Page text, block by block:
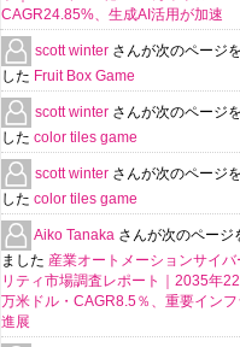
CAGR24.85%、生成AI活用が加速
scott winter さんが次のページ
した Fruit Box Game
scott winter さんが次のページ
した color tiles game
scott winter さんが次のページ
した color tiles game
Aiko Tanaka さんが次のページ
ました 産業オートメーションサイ
リティ市場調査レポート｜2035年
万米ドル・CAGR8.5％、重要イン
進展